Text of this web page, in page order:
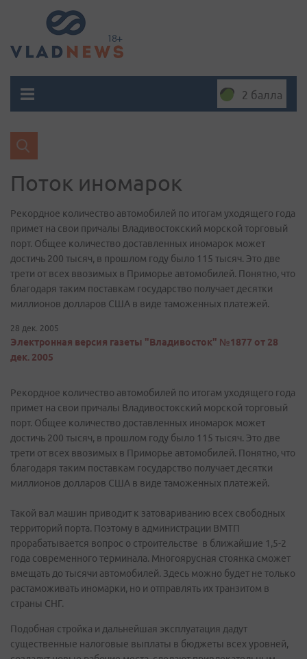
2 балла
Поток иномарок
Рекордное количество автомобилей по итогам уходящего года
примет на свои причалы Владивостокский морской торговый
порт. Общее количество доставленных иномарок может
достичь 200 тысяч, в прошлом году было 115 тысяч. Это две
трети от всех ввозимых в Приморье автомобилей. Понятно, что
благодаря таким поставкам государство получает десятки
миллионов долларов США в виде таможенных платежей.
28 дек. 2005
Электронная версия газеты "Владивосток" №1877 от 28
дек. 2005
Рекордное количество автомобилей по итогам уходящего года
примет на свои причалы Владивостокский морской торговый
порт. Общее количество доставленных иномарок может
достичь 200 тысяч, в прошлом году было 115 тысяч. Это две
трети от всех ввозимых в Приморье автомобилей. Понятно, что
благодаря таким поставкам государство получает десятки
миллионов долларов США в виде таможенных платежей.
Такой вал машин приводит к затовариванию всех свободных
территорий порта. Поэтому в администрации ВМТП
прорабатывается вопрос о строительстве в ближайшие 1,5-2
года современного терминала. Многоярусная стоянка сможет
вмещать до тысячи автомобилей. Здесь можно будет не только
растаможивать иномарки, но и отправлять их транзитом в
страны СНГ.
Подобная стройка и дальнейшая эксплуатация дадут
существенные налоговые выплаты в бюджеты всех уровней,